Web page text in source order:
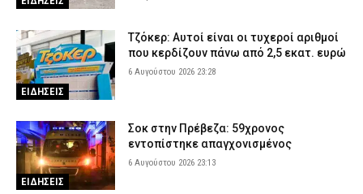
του 26χρονου Αφγανού για τη βαλίτσα με τη σορό
ΑΣΤΥΝΟΜΙΑ 6 Αυγούστου 2026 17:15
Σαμοθράκη: Επιχείρηση διάσωσης 15χρονης που τραυματίστηκε
στο κεφάλι στη Γριά Βάθρα
ΕΙΔΗΣΕΙΣ 6 Αυγούστου 2026 17:02
Χαλκιδική: Πυροσβέστες έσβησαν μέσα σε 15 λεπτά φωτιά στο
Πόρτο Καρράς
ΕΙΔΗΣΕΙΣ 6 Αυγούστου 2026 16:50
ΕΙΔΗΣΕΙΣ
Τζόκερ: Αυτοί είναι οι τυχεροί αριθμοί
που κερδίζουν πάνω από 2,5 εκατ. ευρώ
6 Αυγούστου 2026 23:28
ΕΙΔΗΣΕΙΣ
Σοκ στην Πρέβεζα: 59χρονος
εντοπίστηκε απαγχονισμένος
6 Αυγούστου 2026 23:13